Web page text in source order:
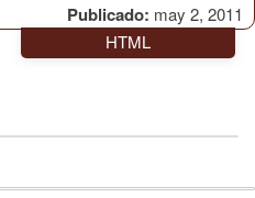
Publicado: may 2, 2011
HTML